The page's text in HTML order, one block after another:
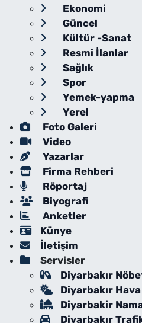
Ekonomi
Güncel
Kültür -Sanat
Resmi İlanlar
Sağlık
Spor
Yemek-yapma
Yerel
Foto Galeri
Video
Yazarlar
Firma Rehberi
Röportaj
Biyografi
Anketler
Künye
İletişim
Servisler
Diyarbakır
Diyarbakır
Diyarbakir
Diyarbakır